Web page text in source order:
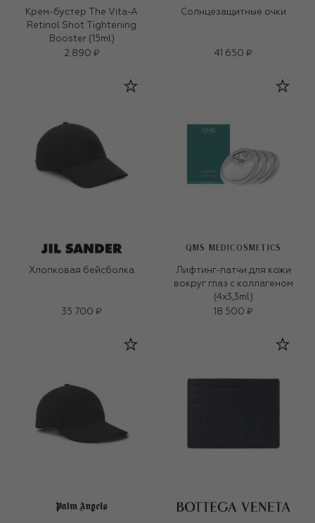
Крем-бустер The Vita-A
Retinol Shot Tightening
Booster (15ml)
2 890 ₽
Солнцезащитные очки
41 650 ₽
Хлопковая бейсболка
35 700 ₽
QMS MEDICOSMETICS
Лифтинг-патчи для кожи
вокруг глаз с коллагеном
(4x3,3ml)
18 500 ₽